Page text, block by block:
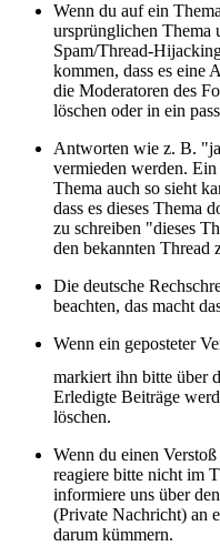
Wenn du auf ein
ursprünglichen Thema
Spam/Thread-
kommen, dass es eine
die Moderatoren des
löschen oder in ein
Antworten wie z. B.
vermieden werden.
Thema auch so sieht
dass es dieses Thema
zu schreiben "dieses
den bekannten Thread
Die deutsche
beachten, das macht
Wenn ein geposteter
markiert ihn bitte über
Erledigte Beiträge
löschen.
Wenn du einen
reagiere bitte nicht im
informiere uns über
(Private Nachricht) an
darum kümmern.